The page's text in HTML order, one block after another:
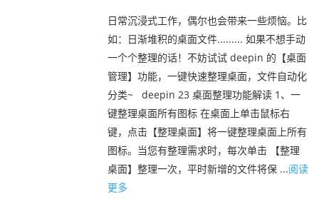
日常沉浸式工作，偶尔也会带来一些烦恼。比
如：日渐堆积的桌面文件......... 如果不想手动
一个个整理的话！不妨试试 deepin 的【桌面
管理】功能，一键快速整理桌面，文件自动化
分类~ deepin 23 桌面整理功能解读 1、一
键整理桌面所有图标 在桌面上单击鼠标右
键，点击【整理桌面】将一键整理桌面上所有
图标。当您有整理需求时，每次单击 【整理
桌面】整理一次，平时新增的文件将保 ...阅读
更多